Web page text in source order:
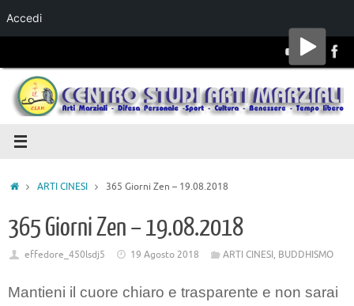
Accedi
Salta al
ARTI CINESI 365 Giorni Zen – 19.08.2018
365 Giorni Zen – 19.08.2018
effedore_450lsdj5 19 Agosto 2018 ARTI CINESI, BUDDHISMO
Mantieni il cuore chiaro e trasparente e non sarai